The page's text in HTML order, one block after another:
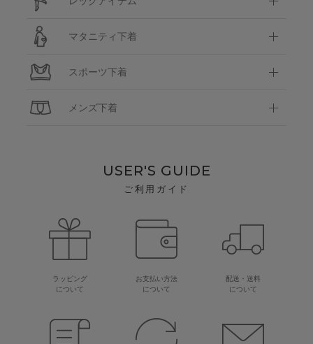
マタニティ下着
スポーツ下着
メンズ下着
USER'S GUIDE
ご利用ガイド
ラッピング
について
お支払い方法
について
配送・送料
について